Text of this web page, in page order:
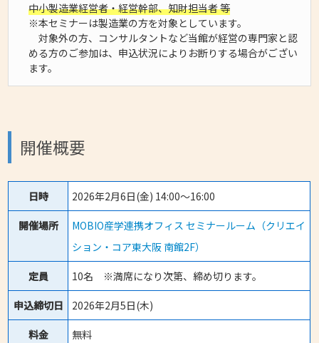
中小製造業経営者・経営幹部、知財担当者 等
※本セミナーは製造業の方を対象としています。
対象外の方、コンサルタントなど当館が経営の専門家と認
める方のご参加は、申込状況によりお断りする場合がござい
ます。
開催概要
日時 2026年2月6日(金) 14:00～16:00
開催場所
MOBIO産学連携オフィス セミナールーム（クリエイ
ション・コア東大阪 南館2F）
定員 10名 ※満席になり次第、締め切ります。
申込締切日 2026年2月5日(木)
料金 無料